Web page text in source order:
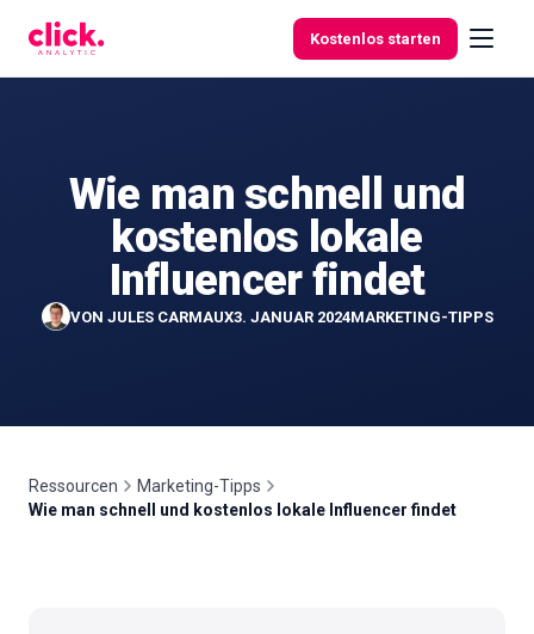
Kostenlos starten
Funktionen
Kostenlose
Wie man schnell und
kostenlos lokale
Influencer findet
VON JULES CARMAUX3. JANUAR 2024MARKETING-TIPPS
Ressourcen
Marketing-Tipps
Wie man schnell und kostenlos lokale Influencer findet